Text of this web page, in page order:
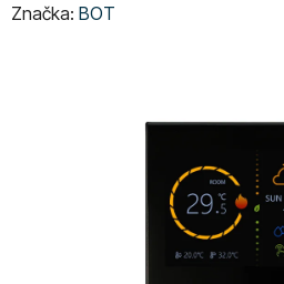
hodnocení
Značka: BOT